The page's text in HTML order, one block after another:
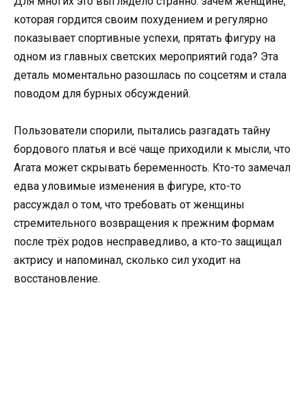
которая гордится своим похудением и регулярно
показывает спортивные успехи, прятать фигуру на
одном из главных светских мероприятий года? Эта
деталь моментально разошлась по соцсетям и стала
поводом для бурных обсуждений.
Пользователи спорили, пытались разгадать тайну
бордового платья и всё чаще приходили к мысли, что
Агата может скрывать беременность. Кто-то замечал
едва уловимые изменения в фигуре, кто-то
рассуждал о том, что требовать от женщины
стремительного возвращения к прежним формам
после трёх родов несправедливо, а кто-то защищал
актрису и напоминал, сколько сил уходит на
восстановление.